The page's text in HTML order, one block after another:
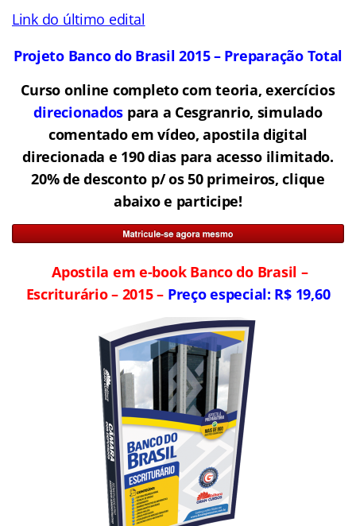
Link do último edital
Projeto Banco do Brasil 2015 – Preparação Total
Curso online completo com teoria, exercícios
direcionados para a Cesgranrio, simulado
comentado em vídeo, apostila digital
direcionada e 190 dias para acesso ilimitado.
20% de desconto p/ os 50 primeiros, clique
abaixo e participe!
Apostila em e-book Banco do Brasil –
Escriturário – 2015 – Preço especial: R$ 19,60